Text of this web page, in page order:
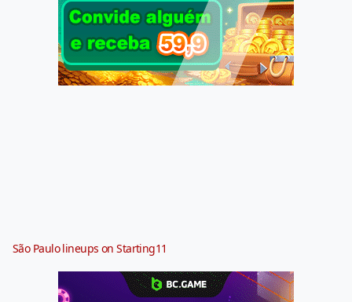
São Paulo lineups on Starting11